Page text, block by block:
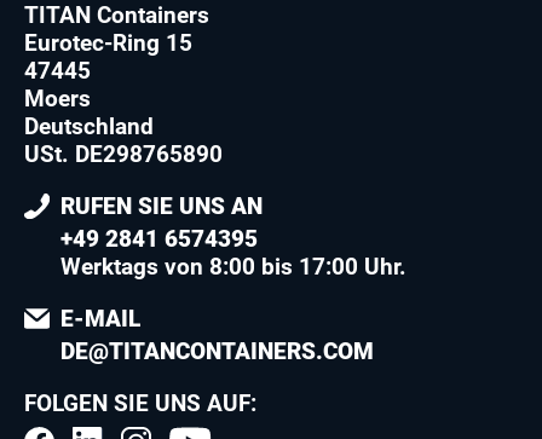
TITAN Containers
Eurotec-Ring 15
47445
Moers
Deutschland
USt. DE298765890
RUFEN SIE UNS AN
+49 2841 6574395
Werktags von 8:00 bis 17:00 Uhr.
E-MAIL
DE@TITANCONTAINERS.COM
FOLGEN SIE UNS AUF: